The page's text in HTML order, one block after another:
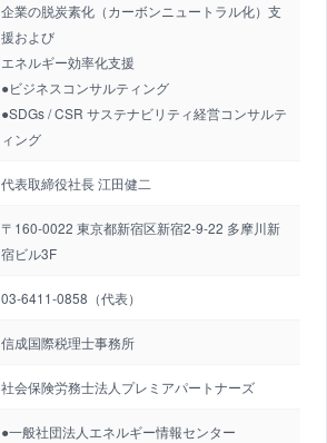
企業の脱炭素化（カーボンニュートラル化）支
援および
エネルギー効率化支援
●ビジネスコンサルティング
●SDGs / CSR サステナビリティ経営コンサルテ
ィング
代表取締役社長 江田健二
〒160-0022 東京都新宿区新宿2-9-22 多摩川新
宿ビル3F
03-6411-0858（代表）
信成国際税理士事務所
社会保険労務士法人プレミアパートナーズ
●一般社団法人エネルギー情報センター